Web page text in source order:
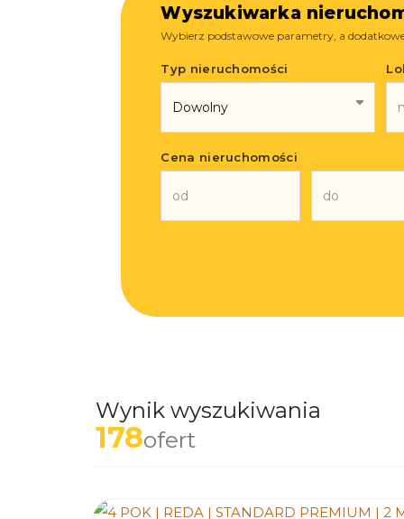
Wyszukiwarka
Wybierz podstawowe parametry, a
Typ nieruchomości
Cena nieruchomości
Wynik wyszukiwania
178ofert